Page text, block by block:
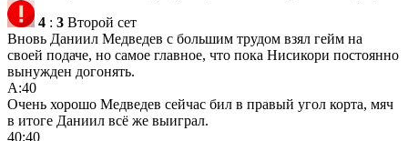
4 : 3 Второй сет
Вновь Даниил Медведев с большим трудом взял гейм на
своей подаче, но самое главное, что пока Нисикори постоянно
вынужден догонять.
А:40
Очень хорошо Медведев сейчас бил в правый угол корта, мяч
в итоге Даниил всё же выиграл.
40:40